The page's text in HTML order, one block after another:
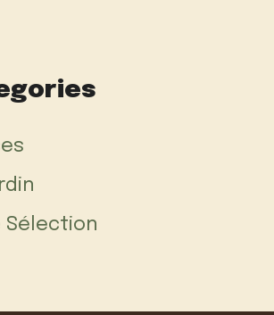
Sélection